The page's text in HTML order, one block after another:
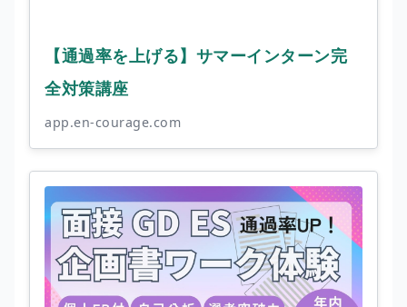
【通過率を上げる】サマーインターン完
全対策講座
app.en-courage.com